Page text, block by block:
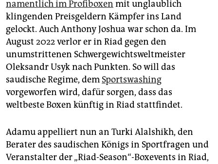
namentlich im Profiboxen mit unglaublich
klingenden Preisgeldern Kämpfer ins Land
gelockt. Auch Anthony Joshua war schon da. Im
August 2022 verlor er in Riad gegen den
unumstrittenen Schwergewichtsweltmeister
Oleksandr Usyk nach Punkten. So will das
saudische Regime, dem Sportswashing
vorgeworfen wird, dafür sorgen, dass das
weltbeste Boxen künftig in Riad stattfindet.
Adamu appelliert nun an Turki Alalshikh, den
Berater des saudischen Königs in Sportfragen und
Veranstalter der „Riad-Season“-Boxevents in Riad,